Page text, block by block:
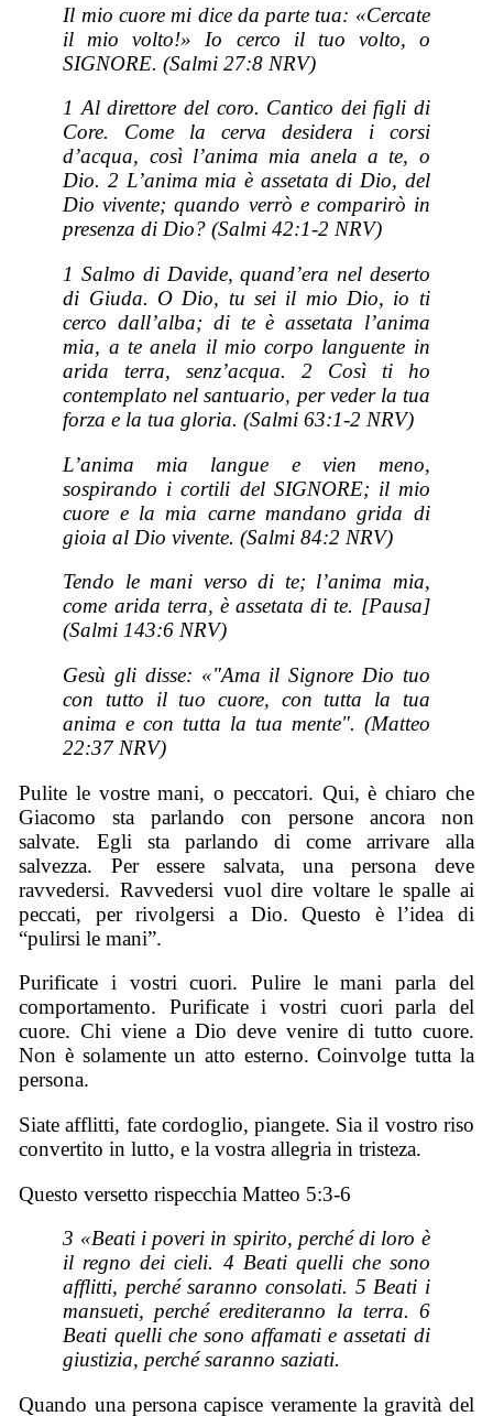
Il mio cuore mi dice da parte tua: «Cercate
il mio volto!» Io cerco il tuo volto, o
SIGNORE. (Salmi 27:8 NRV)
1 Al direttore del coro. Cantico dei figli di
Core. Come la cerva desidera i corsi
d’acqua, così l’anima mia anela a te, o
Dio. 2 L’anima mia è assetata di Dio, del
Dio vivente; quando verrò e comparirò in
presenza di Dio? (Salmi 42:1-2 NRV)
1 Salmo di Davide, quand’era nel deserto
di Giuda. O Dio, tu sei il mio Dio, io ti
cerco dall’alba; di te è assetata l’anima
mia, a te anela il mio corpo languente in
arida terra, senz’acqua. 2 Così ti ho
contemplato nel santuario, per veder la tua
forza e la tua gloria. (Salmi 63:1-2 NRV)
L’anima mia langue e vien meno,
sospirando i cortili del SIGNORE; il mio
cuore e la mia carne mandano grida di
gioia al Dio vivente. (Salmi 84:2 NRV)
Tendo le mani verso di te; l’anima mia,
come arida terra, è assetata di te. [Pausa]
(Salmi 143:6 NRV)
Gesù gli disse: «"Ama il Signore Dio tuo
con tutto il tuo cuore, con tutta la tua
anima e con tutta la tua mente". (Matteo
22:37 NRV)
Pulite le vostre mani, o peccatori. Qui, è chiaro che
Giacomo sta parlando con persone ancora non
salvate. Egli sta parlando di come arrivare alla
salvezza. Per essere salvata, una persona deve
ravvedersi. Ravvedersi vuol dire voltare le spalle ai
peccati, per rivolgersi a Dio. Questo è l’idea di
“pulirsi le mani”.
Purificate i vostri cuori. Pulire le mani parla del
comportamento. Purificate i vostri cuori parla del
cuore. Chi viene a Dio deve venire di tutto cuore.
Non è solamente un atto esterno. Coinvolge tutta la
persona.
Siate afflitti, fate cordoglio, piangete. Sia il vostro riso
convertito in lutto, e la vostra allegria in tristeza.
Questo versetto rispecchia Matteo 5:3-6
3 «Beati i poveri in spirito, perché di loro è
il regno dei cieli. 4 Beati quelli che sono
afflitti, perché saranno consolati. 5 Beati i
mansueti, perché erediteranno la terra. 6
Beati quelli che sono affamati e assetati di
giustizia, perché saranno saziati.
Quando una persona capisce veramente la gravità del